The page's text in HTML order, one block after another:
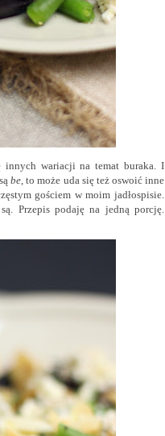
innych wariacji na temat buraka. I
be, to może uda się też oswoić inne
gościem w moim jadłospisie.
Przepis podaję na jedną porcję.